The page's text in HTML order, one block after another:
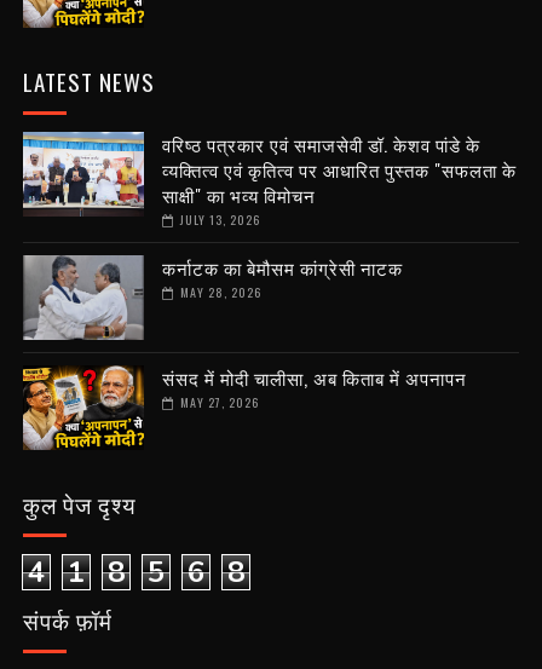
LATEST NEWS
वरिष्ठ पत्रकार एवं समाजसेवी डॉ. केशव पांडे के
व्यक्तित्व एवं कृतित्व पर आधारित पुस्तक "सफलता के
साक्षी" का भव्य विमोचन
JULY 13, 2026
कर्नाटक का बेमौसम कांग्रेसी नाटक
MAY 28, 2026
संसद में मोदी चालीसा, अब किताब में अपनापन
MAY 27, 2026
कुल पेज दृश्य
4 1 8 5 6 8
संपर्क फ़ॉर्म